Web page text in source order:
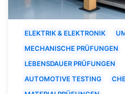
ELEKTRIK & ELEKTRONIK
MECHANISCHE PRÜFUNGEN
LEBENSDAUER PRÜFUNGEN
AUTOMOTIVE TESTING